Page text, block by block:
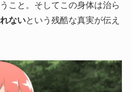
こと。そしてこの身体は治ら
ないという残酷な真実が伝え